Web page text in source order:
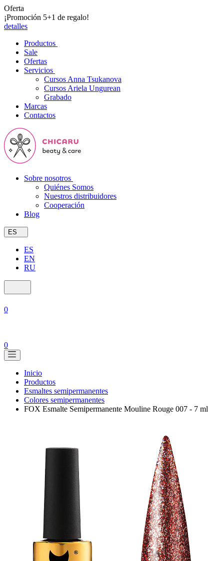
Oferta
¡Promoción 5+1 de regalo!
detalles
Productos
Sale
Ofertas
Servicios
Cursos Anna Tsukanova
Cursos Ariela Ungurean
Grabado
Marcas
Contactos
Sobre nosotros
Quiénes Somos
Nuestros distribuidores
Cooperación
Blog
ES
ES
EN
RU
0
0
Inicio
Productos
Esmaltes semipermanentes
Colores semipermanentes
FOX Esmalte Semipermanente Mouline Rouge 007 - 7 ml